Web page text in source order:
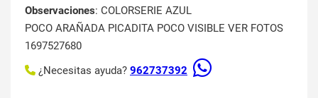
Observaciones: COLORSERIE AZUL
POCO ARAÑADA PICADITA POCO VISIBLE VER FOTOS
1697527680
¿Necesitas ayuda? 962737392